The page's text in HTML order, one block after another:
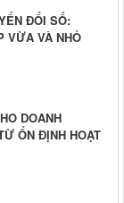
ĐỔI SỐ:
VỪA VÀ NHỎ
DOANH
ỔN ĐỊNH HOẠT